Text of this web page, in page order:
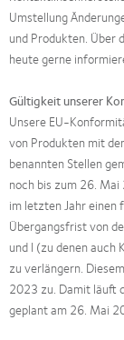
Umstellung
und Produkten. Über
heute gerne
Gültigkeit unserer
Unsere EU-
von Produkten mit
benannten Stellen
noch bis zum 26.
im letzten Jahr
Übergangsfrist von
und I (zu denen
zu verlängern.
2023 zu. Damit läuft
geplant am 26. Mai